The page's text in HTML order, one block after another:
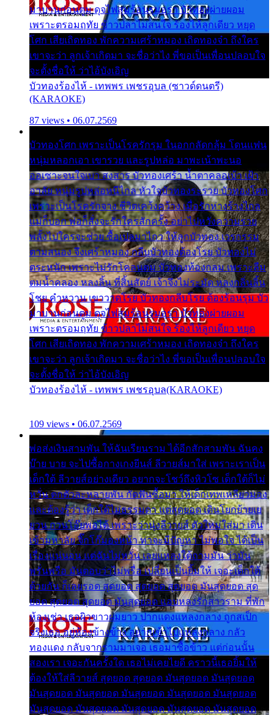
มาบานก่อนตูม ดุจไฟสุมร้อนรุมอุรา บัวทองผ่ายผอม
เพราะตรอมฤทัย ข้าวปลาไม่สนใจ ร้องไห้ลูกเดียว หยุด
โศก เสียเถิดทอง พักความเศร้าหมอง เถิดทองจ๋า ถึงใคร
เขาจะว่า ลูกเจ้าเกิดมา จะชื่อว่าไง พี่ขอเป็นเพื่อนปลอบใจ
จะตั้งชื่อให้ ว่าไอ้บังเอิญ
บัวทองร้องไห้ - เทพพร เพชรอุบล (ซาวด์ดนตรี)
(KARAOKE)
87 views • 06.07.2569
บัวทองโศก เพราะเป็นโรครักรุม ในอกกลัดกลุ้ม โดนแฟน
หนุ่มหลอกเอา เขารวย และรูปหล่อ มาพะเน้าพะนอ
ออเซาะจนใจเบา สงสาร บัวทองเศร้า น้ำตาคลอเบ้า เฝ้า
อาลัย หนุ่มรูปหล่อหนีไกล หัวใจบัวทองระรวย บัวทองโศก
เพราะเป็นโรครักจาง ชีวิตเคว้งคว้าง เมื่อรักห่างร้างไกล
แม่ก็บอก พ่อก็สั่งจะรักใครสักครั้ง อย่าไปหวังความรวย
พลั้งไปใครจะช่วย ซื้อเปลมาไกว ให้ลูกบัวทอง เวรกรรม
ตามสนอง จึงเศร้าหมอง กลีบบัวทองต้องโรย บัวทองไม่
ตระหนัก เพราะไม่รักโคลนตม บัวทองท้องกลม เพราะลืม
ตมน้ำคลอง หลงลิ้น ที่สิ้นสัตย์ เจ้าจึงไม่ระมัด หลงกลิ่นลิ้น
โชย คำหวาน เขาวาดโรย บัวทองกลีบโรย ต้องร้อนรุม บัว
มาบานก่อนตูม ดุจไฟสุมร้อนรุมอุรา บัวทองผ่ายผอม
เพราะตรอมฤทัย ข้าวปลาไม่สนใจ ร้องไห้ลูกเดียว หยุด
โศก เสียเถิดทอง พักความเศร้าหมอง เถิดทองจ๋า ถึงใคร
เขาจะว่า ลูกเจ้าเกิดมา จะชื่อว่าไง พี่ขอเป็นเพื่อนปลอบใจ
จะตั้งชื่อให้ ว่าไอ้บังเอิญ
บัวทองร้องไห้ - เทพพร เพชรอุบล(KARAOKE)
109 views • 06.07.2569
พ่อส่งเงินสามพัน ให้ฉันเรียนราม ได้อีกสักสามพัน ฉันคง
บ๊าย บาย จะไปซื้อกางเกงยีนส์ ลีวายส์มาใส่ เพราะเราเป็น
เด็กใต้ ลีวายส์อย่างเดียว อยากจะโชว์ถึงหิวโซ เด็กใต้ก็ไม่
หวั่น ตกตัวละหลายพัน กัดฟันซื้อมา ให้เด็กเทพเหลียวมอง
และต้องรู้ว่า เด็กใต้ไม่ธรรมดา แต่สุดยอด เดินโยกย้ายเย
ยวน กวนโอ๊ยพอได้ เพราะว่านุ่งลีวายส์ ตัวใหม่ใส่มา เดิน
เข้ามหาลัย จิ๊กโก๊มองหน้า ท่าจะมีปัญหา ไม่พอใจ ได้เป็น
เรื่องแน่นอน แต่ฉันไม่หวั่น เลยแหลงใต้ถามมัน ว่ามัน
พรั่นพรือ มันตอบว่าไม่พรื่อ เปลี่ยนเป็นยิ้มให้ เจอะเด็กใต้
ด้วยกัน ก็เลยรอด สุดยอด สุดยอด สุดยอด มันสุดยอด สุด
ยอด สุดยอด สุดยอด มันสุดยอด แอบหลงรักสาวราม ที่พัก
ห้องเช่า เธอผิวขาวผมยาว ปากแดงแหลงกลาง ถูกสเป็ก
จริงเธอ อยู่ห้องข้างข้าง อยากเข้าไปแหลงกลาง กลัว
ทองแดง กลับจากรามมาเจอ เธอมาซื้อข้าว แต่ก่อนนั้น
สองเรา เจอะกันครั้งใด เธอไม่เคยไยดี คราวนี้เธอยิ้มให้
ต้องให้ใส่ลีวายส์ สุดยอด สุดยอด มันสุดยอด มันสุดยอด
มันสุดยอด มันสุดยอด มันสุดยอด มันสุดยอด มันสุดยอด
มันสุดยอด มันสุดยอด มันสุดยอด มันสุดยอด มันสุดยอด